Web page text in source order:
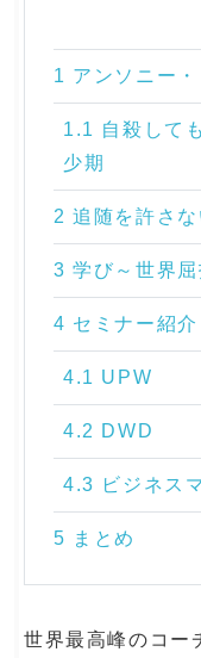
1 アンソニー・
1.1 自殺して
少期
2 追随を許さ
3 学び～世界屈
4 セミナー紹介
4.1 UPW
4.2 DWD
4.3 ビジネス
5 まとめ
世界最高峰のコー